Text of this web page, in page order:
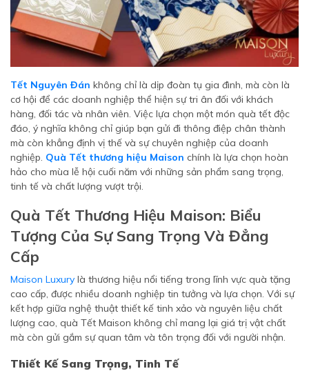
Tết Nguyên Đán không chỉ là dịp đoàn tụ gia đình, mà còn là
cơ hội để các doanh nghiệp thể hiện sự tri ân đối với khách
hàng, đối tác và nhân viên. Việc lựa chọn một món quà tết độc
đáo, ý nghĩa không chỉ giúp bạn gửi đi thông điệp chân thành
mà còn khẳng định vị thế và sự chuyên nghiệp của doanh
nghiệp. Quà Tết thương hiệu Maison chính là lựa chọn hoàn
hảo cho mùa lễ hội cuối năm với những sản phẩm sang trọng,
tinh tế và chất lượng vượt trội.
Quà Tết Thương Hiệu Maison: Biểu
Tượng Của Sự Sang Trọng Và Đẳng
Cấp
Maison Luxury là thương hiệu nổi tiếng trong lĩnh vực quà tặng
cao cấp, được nhiều doanh nghiệp tin tưởng và lựa chọn. Với sự
kết hợp giữa nghệ thuật thiết kế tinh xảo và nguyên liệu chất
lượng cao, quà Tết Maison không chỉ mang lại giá trị vật chất
mà còn gửi gắm sự quan tâm và tôn trọng đối với người nhận.
Thiết Kế Sang Trọng, Tinh Tế